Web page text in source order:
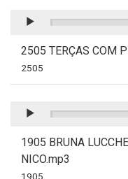
2505 TERÇAS COM
2505
1905 BRUNA
NICO.mp3
1905